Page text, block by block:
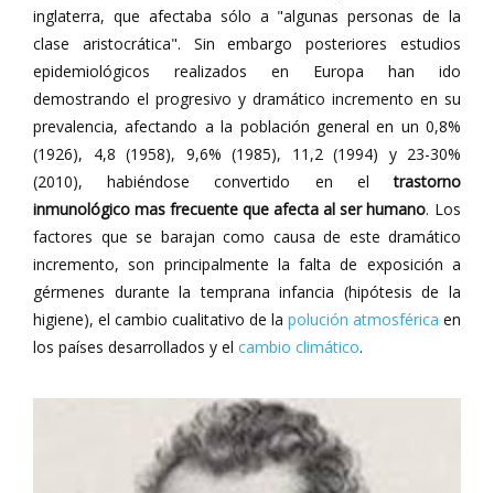
inglaterra, que afectaba sólo a "algunas personas de la
clase aristocrática". Sin embargo posteriores estudios
epidemiológicos realizados en Europa han ido
demostrando el progresivo y dramático incremento en su
prevalencia, afectando a la población general en un 0,8%
(1926), 4,8 (1958), 9,6% (1985), 11,2 (1994) y 23-30%
(2010), habiéndose convertido en eltrastorno
inmunológico mas frecuente que afecta al ser humano. Los
factores que se barajan como causa de este dramático
incremento, son principalmente la falta de exposición a
gérmenes durante la temprana infancia (hipótesis de la
higiene), el cambio cualitativo de la polución atmosférica en
los países desarrollados y el cambio climático.